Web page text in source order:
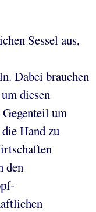
Sessel aus,
Dabei brauchen
diesen
um
Hand zu
den